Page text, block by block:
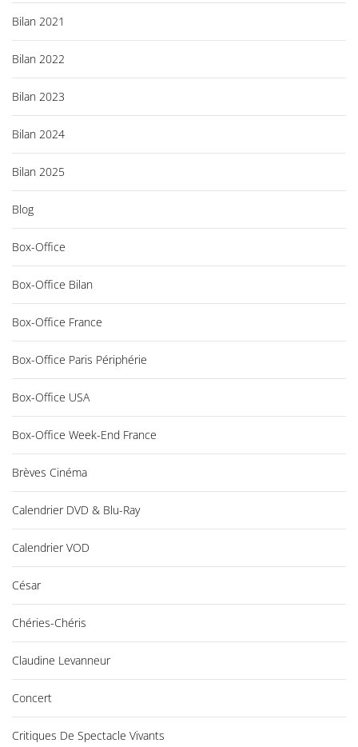
Bilan 2021
Bilan 2022
Bilan 2023
Bilan 2024
Bilan 2025
Blog
Box-Office
Box-Office Bilan
Box-Office France
Box-Office Paris Périphérie
Box-Office USA
Box-Office Week-End France
Brèves Cinéma
Calendrier DVD & Blu-Ray
Calendrier VOD
César
Chéries-Chéris
Claudine Levanneur
Concert
Critiques De Spectacle Vivants